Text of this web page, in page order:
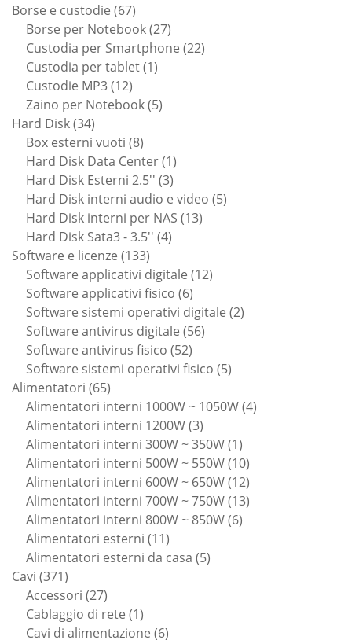
Borse e custodie 6767
prodotti
Borse per Notebook 2727
prodotti
Custodia per Smartphone 2222
Custodia per tablet 11
Custodie MP3 1212
prodotti
Zaino per Notebook 55
Hard Disk 3434
prodotti
Box esterni vuoti 88
prodotti
Hard Disk Data Center 11
prodotto
Hard Disk Esterni 2.5'' 33
prodotti
Hard Disk interni audio e video 55
Hard Disk interni per NAS 1313
Hard Disk Sata3 - 3.5'' 44
Software e licenze 133133
prodotti
Software applicativi digitale 1212
Software applicativi fisico 66
prodotti
Software sistemi operativi digitale 22
Software antivirus digitale 5656
Software antivirus fisico 5252
prodotti
Software sistemi operativi fisico 55
Alimentatori 6565
prodotti
Alimentatori interni 1000W ~ 1050W 44
Alimentatori interni 1200W 33
prodotti
Alimentatori interni 300W ~ 350W 11
prodotto
Alimentatori interni 500W ~ 550W 1010
prodotti
Alimentatori interni 600W ~ 650W 1212
prodotti
Alimentatori interni 700W ~ 750W 1313
Alimentatori interni 800W ~ 850W 66
Alimentatori esterni 1111
prodotti
Alimentatori esterni da casa 55
Cavi 371371
prodotti
Accessori 2727
prodotti
Cablaggio di rete 11
prodotto
Cavi di alimentazione 66